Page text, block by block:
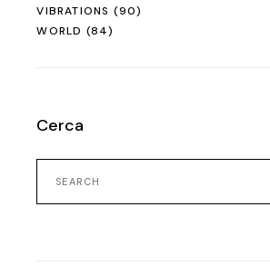
VIBRATIONS (90)
WORLD (84)
Cerca